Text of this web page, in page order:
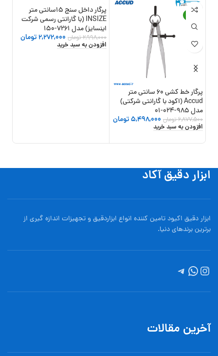
-20%
پرگار خط کشی 60 سانتی متر
Accud (اکود با گارانتی شرکتی)
مدل 985-024-01
6,877,500تومان 5,498,000تومان
افزودن به سبد خرید
-24%
پرگار داخل سنج 15سانتی متر
INSIZE (با گارانتی رسمی شرکت
اینسایز) مدل 7261-150
2,998,000تومان 2,272,000تومان
افزودن به سبد خرید
ابزار دقیق آکاد
ابزار دقیق اکیود تامین کننده انواع ابزاردقيق و تجهيزات اندازه گیری از
برترین برندهای دنیا.
آخرین مقالات